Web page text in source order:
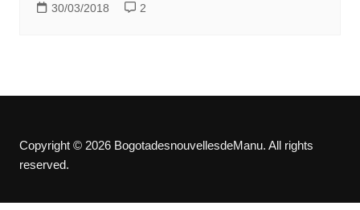
30/03/2018 2
Copyright © 2026 BogotadesnouvellesdeManu. All rights
reserved.